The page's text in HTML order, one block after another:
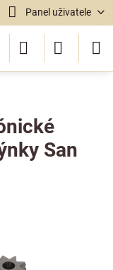
Panel uživatele
San